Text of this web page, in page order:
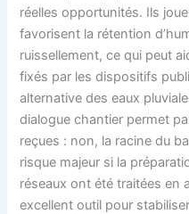
réelles opportunités. Ils
favorisent la rétention
ruissellement, ce qui peut
fixés par les dispositifs
alternative des eaux
dialogue chantier permet
reçues : non, la racine du
risque majeur si la
réseaux ont été traitées en
excellent outil pour